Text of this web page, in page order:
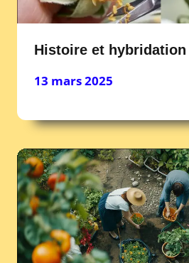
Histoire et
13 mars 2025